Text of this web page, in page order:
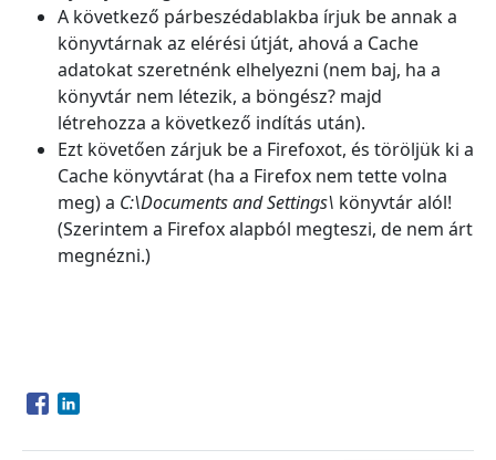
A következő párbeszédablakba írjuk be annak a
könyvtárnak az elérési útját, ahová a Cache
adatokat szeretnénk elhelyezni (nem baj, ha a
könyvtár nem létezik, a böngész? majd
létrehozza a következő indítás után).
Ezt követően zárjuk be a Firefoxot, és töröljük ki a
Cache könyvtárat (ha a Firefox nem tette volna
meg) a C:\Documents and Settings\ könyvtár alól!
(Szerintem a Firefox alapból megteszi, de nem árt
megnézni.)
Opens in a new window
Opens in a new window